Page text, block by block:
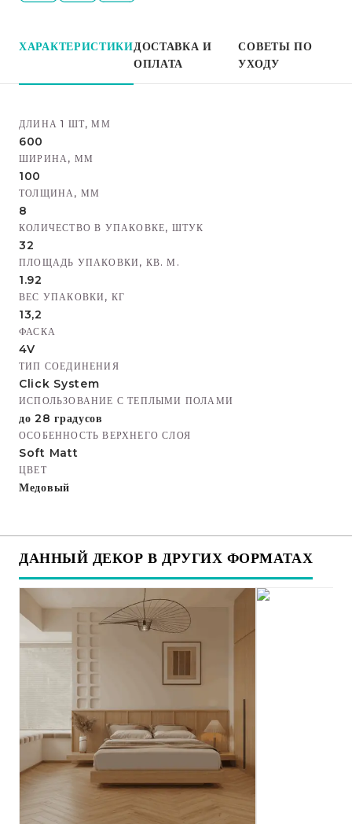
ХАРАКТЕРИСТИКИДОСТАВКА И
ОПЛАТА
СОВЕТЫ ПО
УХОДУ
ДЛИНА 1 ШТ, ММ
600
ШИРИНА, ММ
100
ТОЛЩИНА, ММ
8
КОЛИЧЕСТВО В УПАКОВКЕ, ШТУК
32
ПЛОЩАДЬ УПАКОВКИ, КВ. М.
1.92
ВЕС УПАКОВКИ, КГ
13,2
ФАСКА
4V
ТИП СОЕДИНЕНИЯ
Click System
ИСПОЛЬЗОВАНИЕ С ТЕПЛЫМИ ПОЛАМИ
до 28 градусов
ОСОБЕННОСТЬ ВЕРХНЕГО СЛОЯ
Soft Matt
ЦВЕТ
Медовый
ДАННЫЙ ДЕКОР В ДРУГИХ ФОРМАТАХ